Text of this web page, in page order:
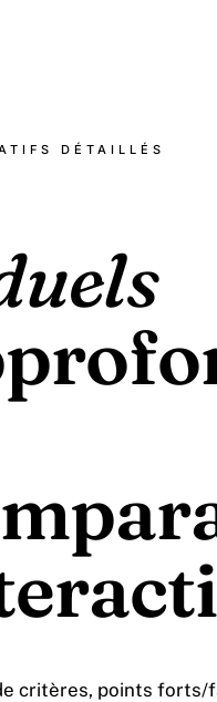
DÉTAILLÉS
critères, points forts/